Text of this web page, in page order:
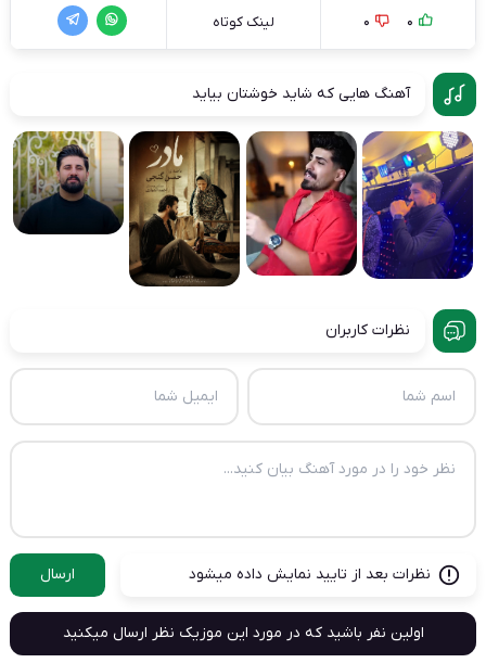
0
0 لینک کوتاه
آهنگ هایی که شاید خوشتان بیاید
نظرات کاربران
نظرات بعد از تایید نمایش داده میشود ارسال
اولین نفر باشید که در مورد این موزیک نظر ارسال میکنید